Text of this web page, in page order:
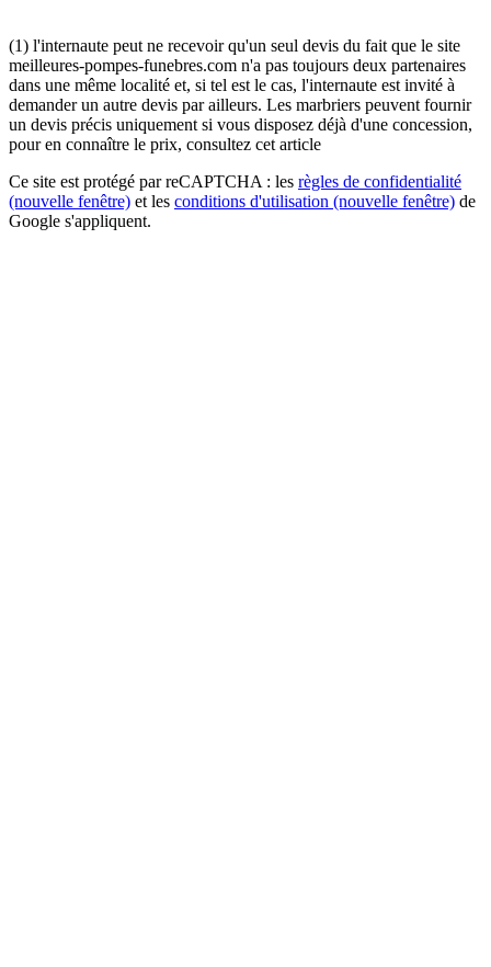
(1) l'internaute peut ne recevoir qu'un seul devis du fait que le site
meilleures-pompes-funebres.com n'a pas toujours deux partenaires
dans une même localité et, si tel est le cas, l'internaute est invité à
demander un autre devis par ailleurs. Les marbriers peuvent fournir
un devis précis uniquement si vous disposez déjà d'une concession,
pour en connaître le prix, consultez cet article
Ce site est protégé par reCAPTCHA : les règles de confidentialité
(nouvelle fenêtre) et les conditions d'utilisation (nouvelle fenêtre) de
Google s'appliquent.